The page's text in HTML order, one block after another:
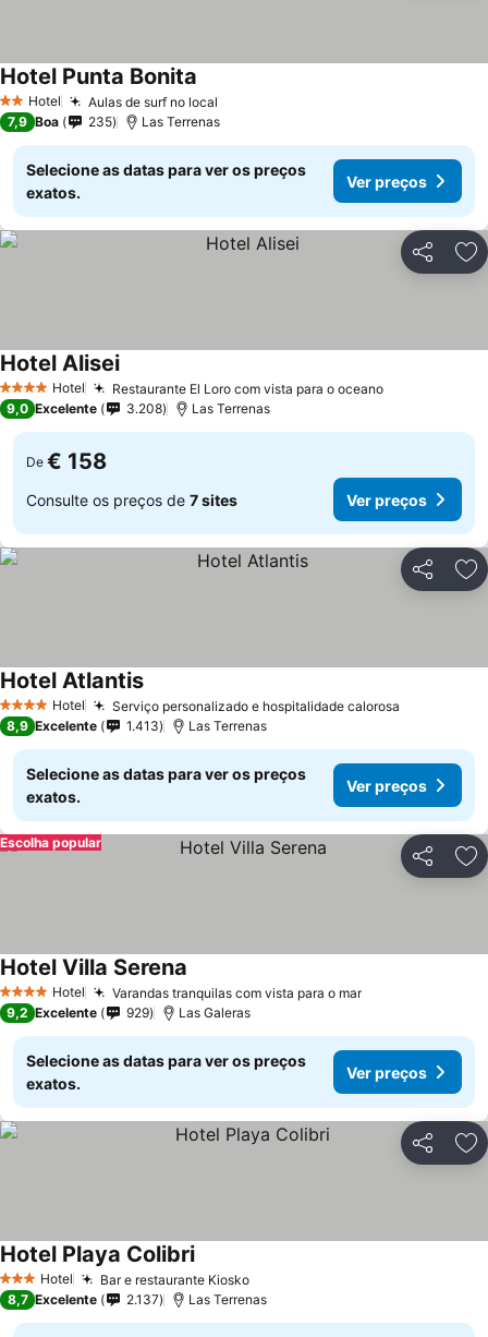
2 Estrelas
Hotel Aulas de surf no local
Hotel Punta Bonita
7,9 Boa 235 Las Terrenas
Selecione as datas para ver os preços
exatos.
Ver preços
Partilhar
4 EstrelasHotel Restaurante El Loro com vista para o oceanoVer preços
Hotel AliseiVer preços
9,0 Excelente 3.208 Las Terrenas
De € 158
Consulte os preços de 7 sites Ver preços
Partilhar
4 EstrelasHotel Serviço personalizado e hospitalidade calorosa
Hotel AtlantisVer preços
8,9 Excelente 1.413 Las Terrenas
Selecione as datas para ver os preços
exatos.
Ver preços
Partilhar
Escolha popular
4 EstrelasHotel Varandas tranquilas com vista para o marVer preços
Hotel Villa Serena
9,2 Excelente 929 Las Galeras
Selecione as datas para ver os preços
exatos.
Ver preços
Partilhar
3 EstrelasHotel Bar e restaurante KioskoVer preços
Hotel Playa ColibriVer preços
8,7 Excelente 2.137 Las Terrenas